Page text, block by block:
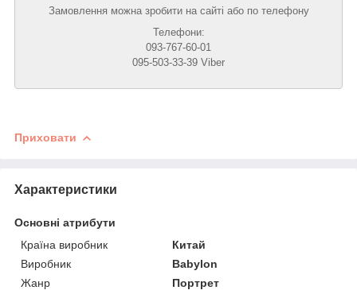
Замовлення можна зробити на сайті або по телефону
Телефони:
093-767-60-01
095-503-33-39 Viber
Приховати
Характеристики
Основні атрибути
Країна виробник
Китай
Виробник
Babylon
Жанр
Портрет